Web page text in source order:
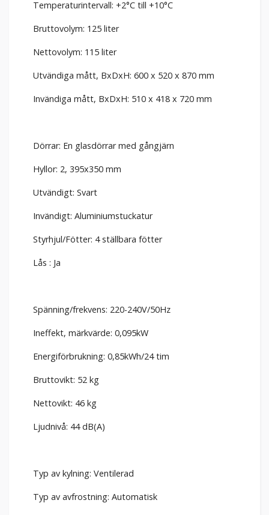
Temperaturintervall: +2°C till +10°C
Bruttovolym: 125 liter
Nettovolym: 115 liter
Utvändiga mått, BxDxH: 600 x 520 x 870 mm
Invändiga mått, BxDxH: 510 x 418 x 720 mm
Dörrar: En glasdörrar med gångjärn
Hyllor: 2, 395x350 mm
Utvändigt: Svart
Invändigt: Aluminiumstuckatur
Styrhjul/Fötter: 4 ställbara fötter
Lås : Ja
Spänning/frekvens: 220-240V/50Hz
Ineffekt, märkvärde: 0,095kW
Energiförbrukning: 0,85kWh/24 tim
Bruttovikt: 52 kg
Nettovikt: 46 kg
Ljudnivå: 44 dB(A)
Typ av kylning: Ventilerad
Typ av avfrostning: Automatisk